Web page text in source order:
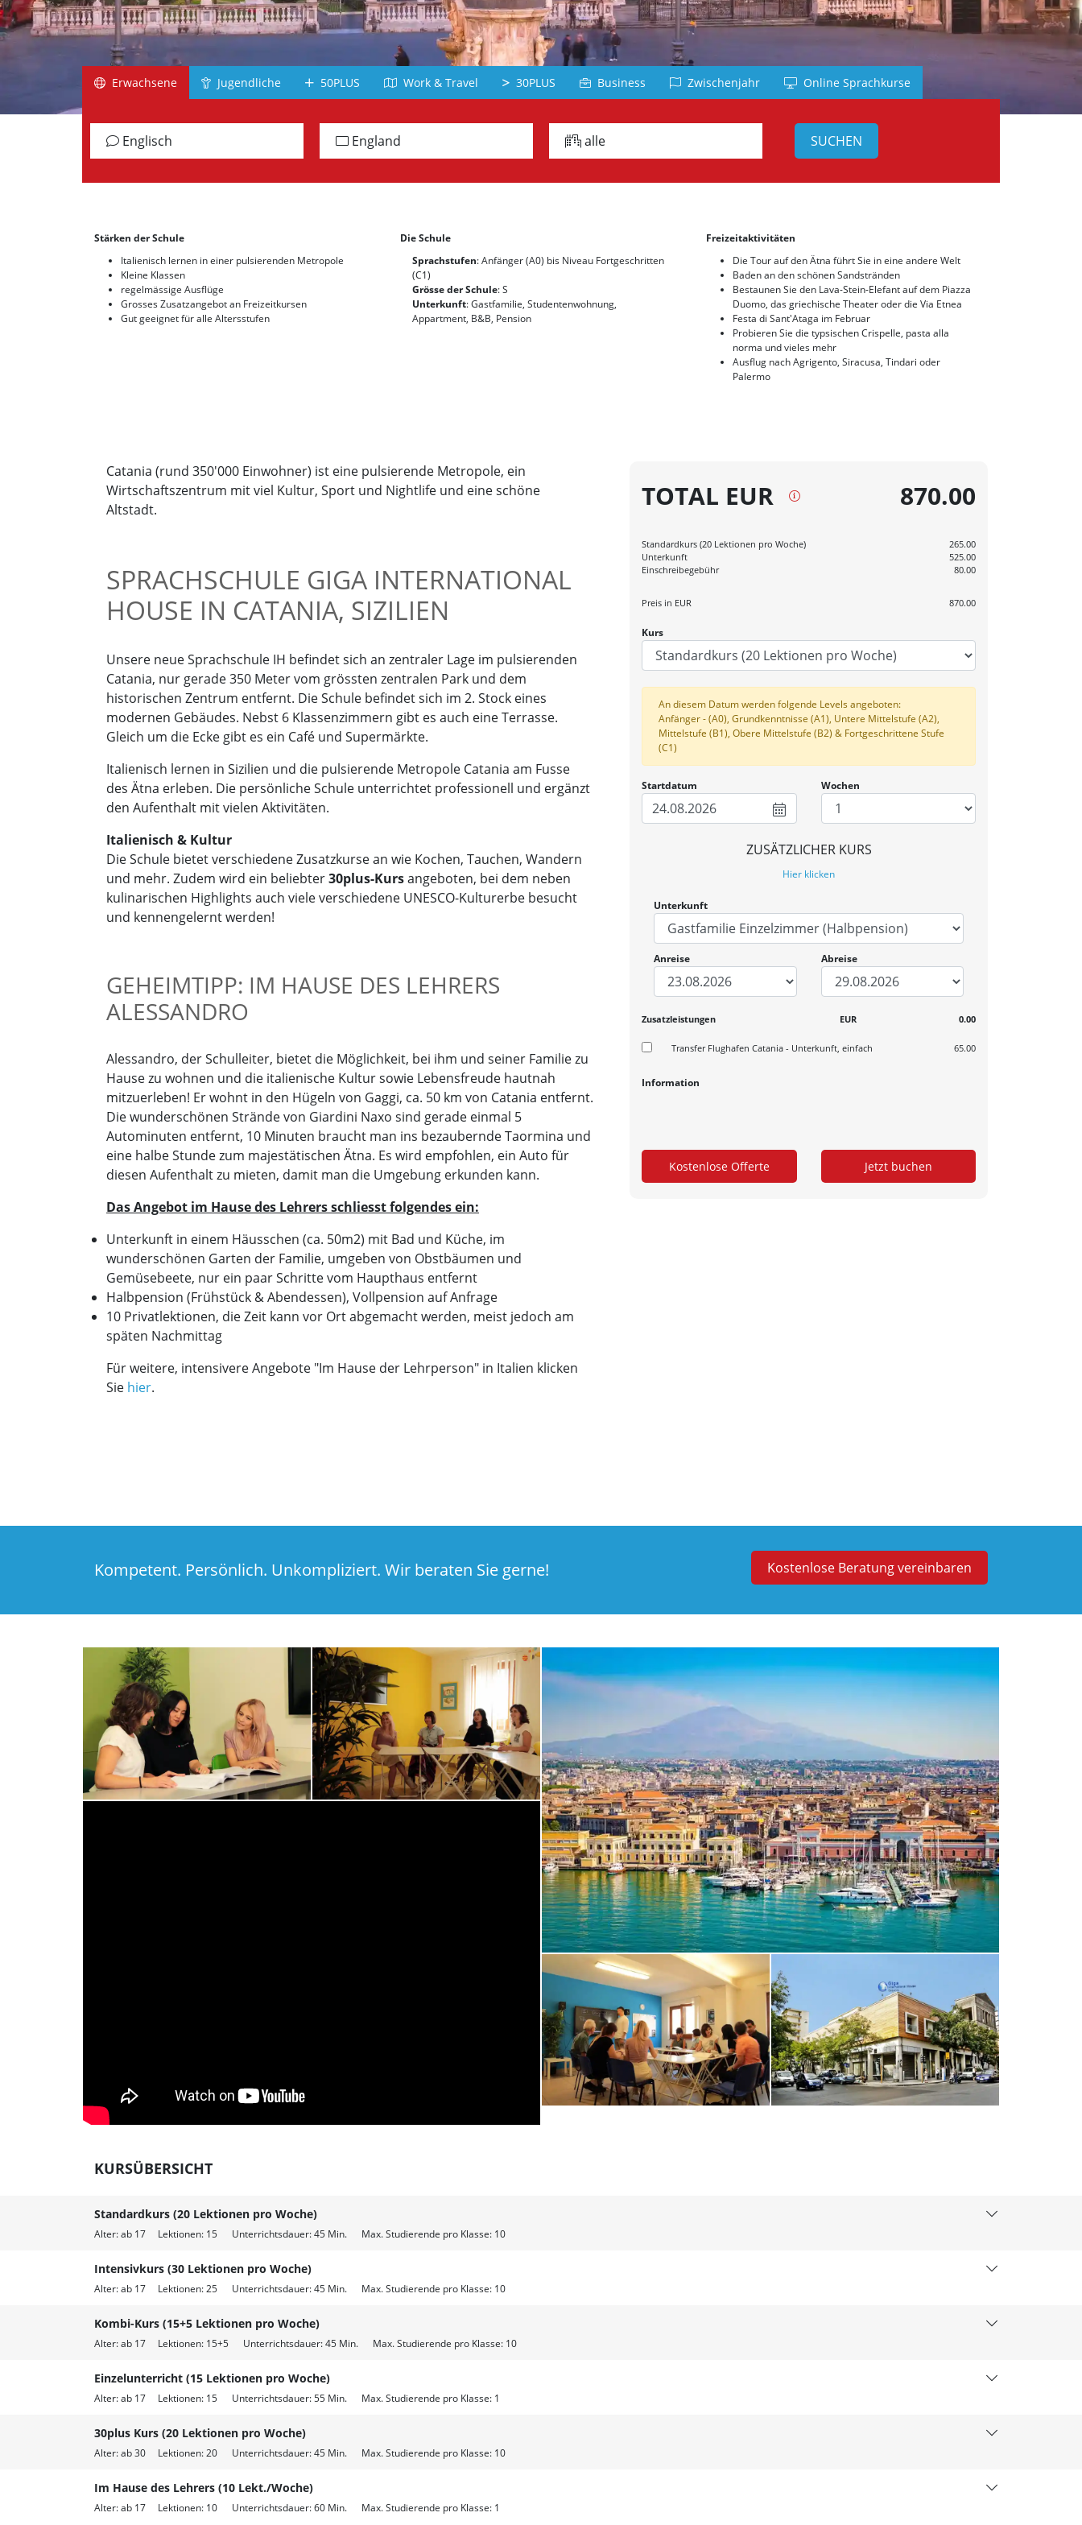
Erwachsene Jugendliche 50PLUS Work & Travel 30PLUS Business Zwischenjahr Online Sprachkurse
Englisch England alle
Stärken der Schule
Italienisch lernen in einer pulsierenden Metropole
Kleine Klassen
regelmässige Ausflüge
Grosses Zusatzangebot an Freizeitkursen
Gut geeignet für alle Altersstufen
Die Schule
Sprachstufen: Anfänger (A0) bis Niveau Fortgeschritten
(C1)
Grösse der Schule: S
Unterkunft: Gastfamilie, Studentenwohnung,
Appartment, B&B, Pension
Freizeitaktivitäten
Die Tour auf den Ätna führt Sie in eine andere Welt
Baden an den schönen Sandstränden
Bestaunen Sie den Lava-Stein-Elefant auf dem Piazza
Duomo, das griechische Theater oder die Via Etnea
Festa di Sant'Ataga im Februar
Probieren Sie die typsischen Crispelle, pasta alla
norma und vieles mehr
Ausflug nach Agrigento, Siracusa, Tindari oder
Palermo
Catania (rund 350'000 Einwohner) ist eine pulsierende Metropole, ein
Wirtschaftszentrum mit viel Kultur, Sport und Nightlife und eine schöne
Altstadt.
SPRACHSCHULE GIGA INTERNATIONAL
HOUSE IN CATANIA, SIZILIEN
Unsere neue Sprachschule IH befindet sich an zentraler Lage im pulsierenden
Catania, nur gerade 350 Meter vom grössten zentralen Park und dem
historischen Zentrum entfernt. Die Schule befindet sich im 2. Stock eines
modernen Gebäudes. Nebst 6 Klassenzimmern gibt es auch eine Terrasse.
Gleich um die Ecke gibt es ein Café und Supermärkte.
Italienisch lernen in Sizilien und die pulsierende Metropole Catania am Fusse
des Ätna erleben. Die persönliche Schule unterrichtet professionell und ergänzt
den Aufenthalt mit vielen Aktivitäten.
Italienisch & Kultur
Die Schule bietet verschiedene Zusatzkurse an wie Kochen, Tauchen, Wandern
und mehr. Zudem wird ein beliebter30plus-Kursangeboten, bei dem neben
kulinarischen Highlights auch viele verschiedene UNESCO-Kulturerbe besucht
und kennengelernt werden!
GEHEIMTIPP: IM HAUSE DES LEHRERS
ALESSANDRO
Alessandro, der Schulleiter, bietet die Möglichkeit, bei ihm und seiner Familie zu
Hause zu wohnen und die italienische Kultur sowie Lebensfreude hautnah
mitzuerleben! Er wohnt in den Hügeln von Gaggi, ca. 50 km von Catania entfernt.
Die wunderschönen Strände von Giardini Naxo sind gerade einmal 5
Autominuten entfernt, 10 Minuten braucht man ins bezaubernde Taormina und
eine halbe Stunde zum majestätischen Ätna. Es wird empfohlen, ein Auto für
diesen Aufenthalt zu mieten, damit man die Umgebung erkunden kann.
Das Angebot im Hause des Lehrers schliesst folgendes ein:
Unterkunft in einem Häusschen (ca. 50m2) mit Bad und Küche, im
wunderschönen Garten der Familie, umgeben von Obstbäumen und
Gemüsebeete, nur ein paar Schritte vom Haupthaus entfernt
Halbpension (Frühstück & Abendessen), Vollpension auf Anfrage
10 Privatlektionen, die Zeit kann vor Ort abgemacht werden, meist jedoch am
späten Nachmittag
Für weitere, intensivere Angebote "Im Hause der Lehrperson" in Italien klicken
Sie hier.
TOTAL EUR 870.00
Standardkurs (20 Lektionen pro Woche)
265.00
Unterkunft
525.00
Einschreibegebühr
80.00
Preis in EUR 870.00
Kurs
An diesem Datum werden folgende Levels angeboten:
Anfänger - (A0), Grundkenntnisse (A1), Untere Mittelstufe (A2),
Mittelstufe (B1), Obere Mittelstufe (B2) & Fortgeschrittene Stufe
(C1)
Startdatum
24.08.2026
Wochen
ZUSÄTZLICHER KURS
Hier klicken
Unterkunft
Anreise Abreise
Zusatzleistungen EUR 0.00
Transfer Flughafen Catania - Unterkunft, einfach 65.00
Information
Kompetent. Persönlich. Unkompliziert. Wir beraten Sie gerne! Kostenlose Beratung vereinbaren
KURSÜBERSICHT
Standardkurs (20 Lektionen pro Woche)
Alter: ab 17 Lektionen: 15 Unterrichtsdauer: 45 Min. Max. Studierende pro Klasse: 10
Intensivkurs (30 Lektionen pro Woche)
Alter: ab 17 Lektionen: 25 Unterrichtsdauer: 45 Min. Max. Studierende pro Klasse: 10
Kombi-Kurs (15+5 Lektionen pro Woche)
Alter: ab 17 Lektionen: 15+5 Unterrichtsdauer: 45 Min. Max. Studierende pro Klasse: 10
Einzelunterricht (15 Lektionen pro Woche)
Alter: ab 17 Lektionen: 15 Unterrichtsdauer: 55 Min. Max. Studierende pro Klasse: 1
30plus Kurs (20 Lektionen pro Woche)
Alter: ab 30 Lektionen: 20 Unterrichtsdauer: 45 Min. Max. Studierende pro Klasse: 10
Im Hause des Lehrers (10 Lekt./Woche)
Alter: ab 17 Lektionen: 10 Unterrichtsdauer: 60 Min. Max. Studierende pro Klasse: 1
Südafrika
Irland
Schottland
Jamaika
Belgien
Arabisch
Jordanien
Türkisch
Griechisch
Dominikanische
Republik
Chile
Peru
alle Länder
Chinesisch
China
Korea
Deutschland
Japanisch
Japan
Vietnamesisch